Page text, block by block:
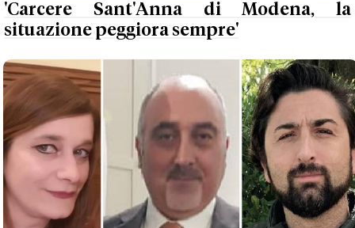
'Carcere Sant'Anna di Modena, la
situazione peggiora sempre'